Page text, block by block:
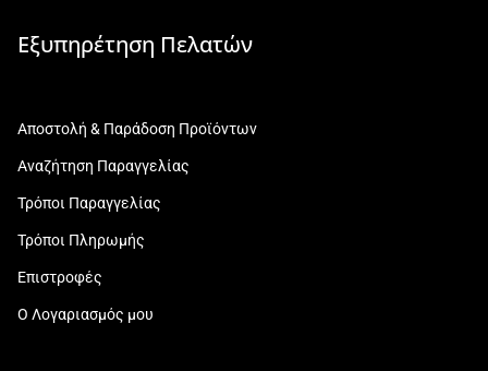
Εξυπηρέτηση Πελατών
Αποστολή & Παράδοση Προϊόντων
Αναζήτηση Παραγγελίας
Τρόποι Παραγγελίας
Τρόποι Πληρωμής
Επιστροφές
Ο Λογαριασμός μου